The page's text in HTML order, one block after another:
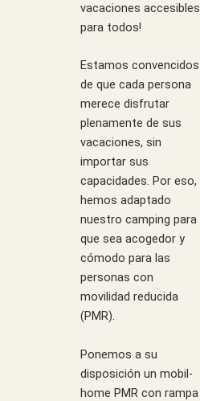
vacaciones accesibles
para todos!
Estamos convencidos
de que cada persona
merece disfrutar
plenamente de sus
vacaciones, sin
importar sus
capacidades. Por eso,
hemos adaptado
nuestro camping para
que sea acogedor y
cómodo para las
personas con
movilidad reducida
(PMR).
Ponemos a su
disposición un mobil-
home PMR con rampa